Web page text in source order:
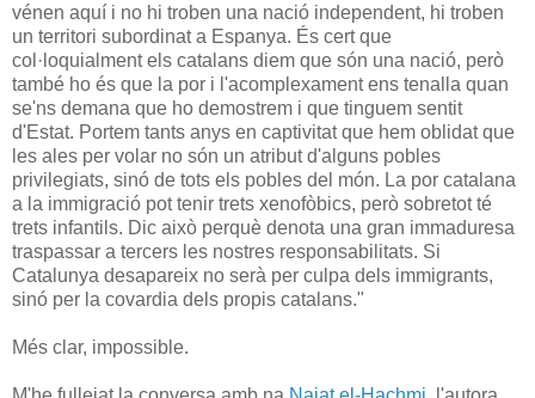
vénen aquí i no hi troben una nació independent, hi troben
un territori subordinat a Espanya. És cert que
col·loquialment els catalans diem que són una nació, però
també ho és que la por i l'acomplexament ens tenalla quan
se'ns demana que ho demostrem i que tinguem sentit
d'Estat. Portem tants anys en captivitat que hem oblidat que
les ales per volar no són un atribut d'alguns pobles
privilegiats, sinó de tots els pobles del món. La por catalana
a la immigració pot tenir trets xenofòbics, però sobretot té
trets infantils. Dic això perquè denota una gran immaduresa
traspassar a tercers les nostres responsabilitats. Si
Catalunya desapareix no serà per culpa dels immigrants,
sinó per la covardia dels propis catalans."
Més clar, impossible.